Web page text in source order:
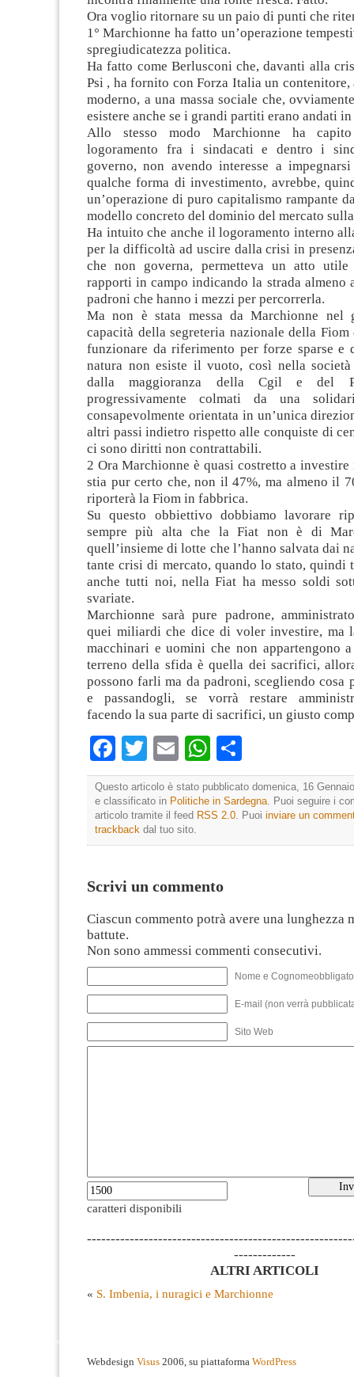
Ora voglio ritornare su un paio di punti che
1° Marchionne ha fatto un’operazione
spregiudicatezza politica.
Ha fatto come Berlusconi che, davanti alla
Psi , ha fornito con Forza Italia un contenitore,
moderno, a una massa sociale che,
esistere anche se i grandi partiti erano andati
Allo stesso modo Marchionne ha
logoramento fra i sindacati e dentro i
governo, non avendo interesse a
qualche forma di investimento, avrebbe,
un’operazione di puro capitalismo rampante
modello concreto del dominio del mercato
Ha intuito che anche il logoramento interno
per la difficoltà ad uscire dalla crisi in
che non governa, permetteva un atto
rapporti in campo indicando la strada almeno
padroni che hanno i mezzi per percorrerla.
Ma non è stata messa da Marchionne nel
capacità della segreteria nazionale della
funzionare da riferimento per forze sparse e
natura non esiste il vuoto, così nella
dalla maggioranza della Cgil e del
progressivamente colmati da una
consapevolmente orientata in un’unica
altri passi indietro rispetto alle conquiste di
ci sono diritti non contrattabili.
2 Ora Marchionne è quasi costretto a
stia pur certo che, non il 47%, ma almeno il
riporterà la Fiom in fabbrica.
Su questo obbiettivo dobbiamo lavorare
sempre più alta che la Fiat non è di
quell’insieme di lotte che l’hanno salvata dai
tante crisi di mercato, quando lo stato, quindi
anche tutti noi, nella Fiat ha messo soldi
svariate.
Marchionne sarà pure padrone,
quei miliardi che dice di voler investire, ma
macchinari e uomini che non appartengono
terreno della sfida è quella dei sacrifici,
possono farli ma da padroni, scegliendo cosa
e passandogli, se vorrà restare
facendo la sua parte di sacrifici, un giusto
Facebook
TwitterEmailWhatsApp
Questo articolo è stato pubblicato domenica, 16
e classificato in Politiche in Sardegna . Puoi seguire i
articolo tramite il feed RSS 2.0 . Puoi inviare un
trackback dal tuo sito.
Scrivi un commento
Ciascun commento potrà avere una lunghezza
battute.
Non sono ammessi commenti consecutivi.
Nome e
E-mail (non verrà
Sito Web
caratteri disponibili
-------------
ALTRI ARTICOLI
« S. Imbenia, i nuragici e Marchionne
Webdesign Visus 2006, su piattaforma WordPress